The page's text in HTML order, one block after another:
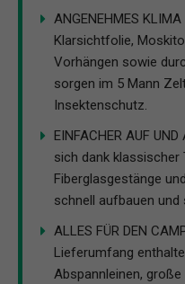
ANGENEHMES
Klarsichtfolie,
Vorhängen sowie
sorgen im 5 Mann
Insektenschutz.
EINFACHER AUF
sich dank
Fiberglasgestänge
schnell aufbauen und
ALLES FÜR DEN
Lieferumfang
Abspannleinen,